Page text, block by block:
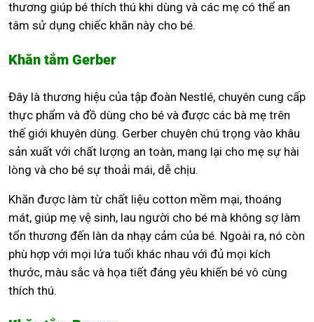
thương giúp bé thích thú khi dùng và các mẹ có thể an
tâm sử dụng chiếc khăn này cho bé.
Khăn tắm Gerber
Đây là thương hiệu của tập đoàn Nestlé, chuyên cung cấp
thực phẩm và đồ dùng cho bé và được các bà mẹ trên
thế giới khuyên dùng. Gerber chuyên chú trọng vào khâu
sản xuất với chất lượng an toàn, mang lại cho mẹ sự hài
lòng và cho bé sự thoải mái, dễ chịu.
Khăn được làm từ chất liệu cotton mềm mại, thoáng
mát, giúp mẹ vệ sinh, lau người cho bé mà không sợ làm
tổn thương đến làn da nhạy cảm của bé. Ngoài ra, nó còn
phù hợp với mọi lứa tuổi khác nhau với đủ mọi kích
thước, màu sắc và họa tiết đáng yêu khiến bé vô cùng
thích thú.